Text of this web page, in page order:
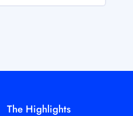
The Highlights